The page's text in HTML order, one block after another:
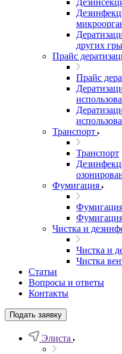
других
Прайс
Прайс
Транспорт
Транспорт
Фумигация
Чистка и
Чистка и
Чистка
Статьи
Вопросы и ответы
Контакты
Подать заявку
Элиста